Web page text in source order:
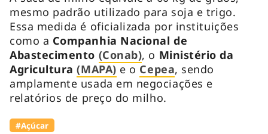
mesmo padrão utilizado para soja e trigo.
Essa medida é oficializada por instituições
como a Companhia Nacional de
Abastecimento (Conab), o Ministério da
Agricultura(MAPA) e o Cepea, sendo
amplamente usada em negociações e
relatórios de preço do milho.
#Açúcar